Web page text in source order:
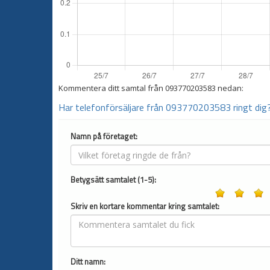
Kommentera ditt samtal från 093770203583 nedan:
Har telefonförsäljare från 093770203583 ringt
Namn på företaget:
Betygsätt samtalet (1-5):
Skriv en kortare kommentar kring samtalet:
Ditt namn: